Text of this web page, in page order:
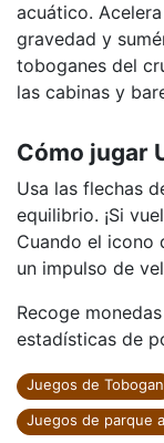
acuático.
gravedad y
toboganes del
las cabinas y
Cómo jugar
Usa las flechas
equilibrio. ¡Si
Cuando el icono
un impulso de
Recoge
estadísticas de
Juegos de Tobogan
Juegos de parque